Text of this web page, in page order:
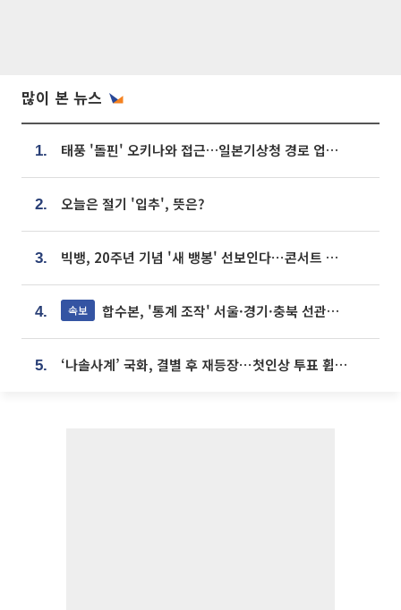
많이 본 뉴스
1. 태풍 '돌핀' 오키나와 접근…일본기상청 경로 업데이트
2. 오늘은 절기 '입추', 뜻은?
3. 빅뱅, 20주년 기념 '새 뱅봉' 선보인다⋯콘서트 앞두고 팝업 개최
4. 속보 합수본, '통계 조작' 서울·경기·충북 선관위 등 추가 압수수색
5. ‘나솔사계’ 국화, 결별 후 재등장⋯첫인상 투표 휩쓸고 ‘인기녀’ 등극